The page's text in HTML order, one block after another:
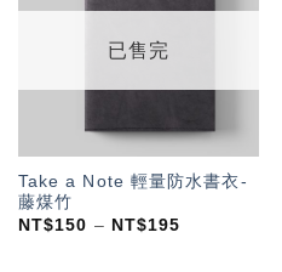
望輕
已售完
Take a Note 輕量防水書衣-
藤煤竹
NT$150 – NT$195